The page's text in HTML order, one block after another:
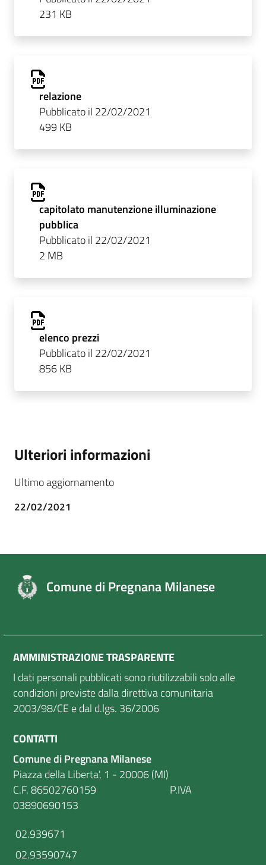
231 KB
relazione
Pubblicato il 22/02/2021
499 KB
capitolato manutenzione illuminazione
pubblica
Pubblicato il 22/02/2021
2 MB
elenco prezzi
Pubblicato il 22/02/2021
856 KB
Ulteriori informazioni
Ultimo aggiornamento
22/02/2021
Comune di Pregnana Milanese
AMMINISTRAZIONE TRASPARENTE
I dati personali pubblicati sono riutilizzabili solo alle
condizioni previste dalla direttiva comunitaria
2003/98/CE e dal d.lgs. 36/2006
CONTATTI
Comune di Pregnana Milanese
Piazza della Liberta', 1 - 20006 (MI)
C.F. 86502760159 P.IVA
03890690153
02.939671
02.93590747